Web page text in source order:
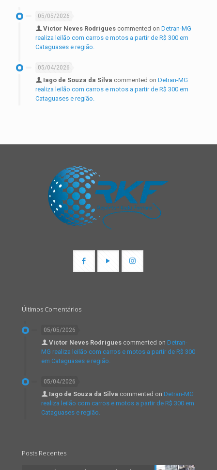
05/05/2026
Victor Neves Rodrigues commented on Detran-MG
realiza leilão com carros e motos a partir de R$ 300 em
Cataguases e região.
05/04/2026
Iago de Souza da Silva commented on Detran-MG
realiza leilão com carros e motos a partir de R$ 300 em
Cataguases e região.
Últimos Comentários
05/05/2026
Victor Neves Rodrigues commented on Detran-
MG realiza leilão com carros e motos a partir de R$ 300
em Cataguases e região.
05/04/2026
Iago de Souza da Silva commented on Detran-MG
realiza leilão com carros e motos a partir de R$ 300 em
Cataguases e região.
Posts Recentes